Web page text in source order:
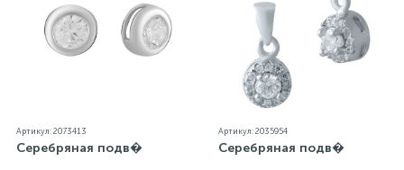
Артикул: 2073413
Серебряная подв�
Артикул: 2035954
Серебряная подв�